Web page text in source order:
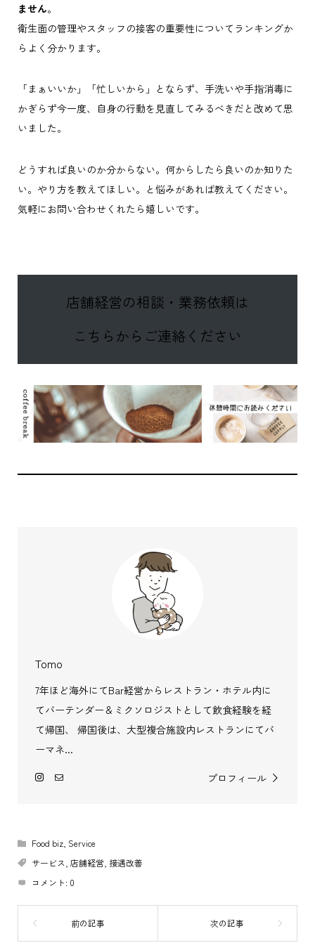
ません。
衛生面の管理やスタッフの接客の重要性についてランキングか
らよく分かります。
「まぁいいか」「忙しいから」とならず、手洗いや手指消毒に
かぎらず今一度、自身の行動を見直してみるべきだと改めて思
いました。
どうすれば良いのか分からない。何からしたら良いのか知りた
い。やり方を教えてほしい。と悩みがあれば教えてください。
気軽にお問い合わせくれたら嬉しいです。
店舗経営の相談・業務依頼は
こちらからご連絡ください
Tomo
7年ほど海外にてBar経営からレストラン・ホテル内に
てバーテンダー＆ミクソロジストとして飲食経験を経
て帰国、 帰国後は、大型複合施設内レストランにてバ
ーマネ...
プロフィール
Food biz, Service
サービス 店舗経営 接遇改善
コメント: 0